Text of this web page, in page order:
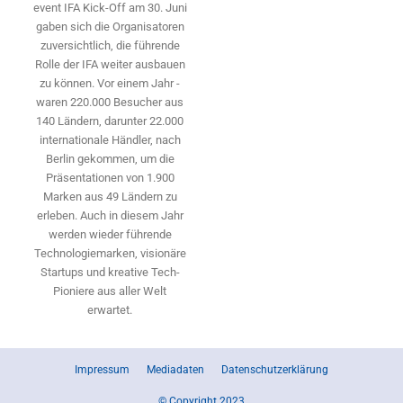
event IFA Kick-Off am 30. Juni
gaben sich die Organisatoren
zuversichtlich, die führende
Rolle der IFA weiter ausbauen
zu können. Vor einem Jahr ­
waren 220.000 Besucher aus
140 ­Ländern, ­darunter 22.000
internationale Händler, nach
Berlin gekommen, um die
Präsen­tationen von 1.900
Marken aus 49 Ländern zu
erleben. Auch in diesem Jahr
werden wieder führende
Technologiemarken, visionäre
Startups und ­kreative Tech-
Pioniere aus aller Welt
erwartet.
Impressum Mediadaten Datenschutzerklärung